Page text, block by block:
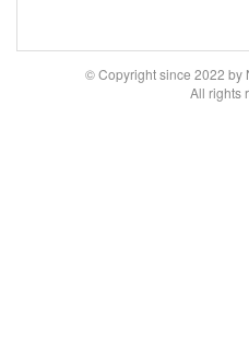
© Copyright since 2022 by
All rights